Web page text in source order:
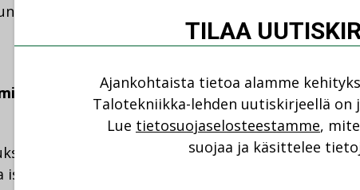
ottamatta. Ratkaisu sopii erinomaisesti
vaatii hitechiä
tulee Suomeen enenevässä määrin. Silloin
ellei asiaa voida hoitaa muulla tavoin.
TILAA
Ajankohtaista tietoa alamme
Talotekniikka-lehden uutiskirjeellä on
Lue tietosuojaselosteestamme,
suojaa ja käsittelee